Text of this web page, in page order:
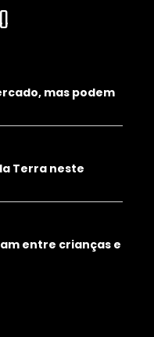
mas podem
Terra neste
entre crianças e